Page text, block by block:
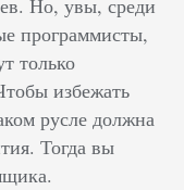
Но, увы, среди
программисты,
только
избежать
русле должна
Тогда вы